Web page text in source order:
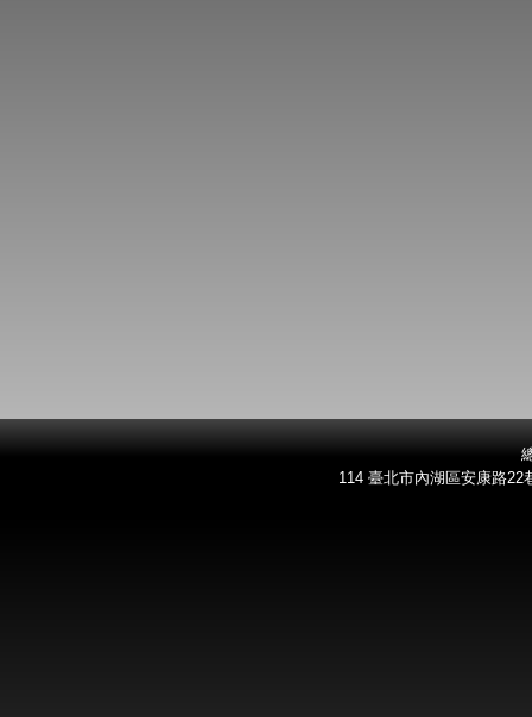
114 臺北市內湖區安康路22